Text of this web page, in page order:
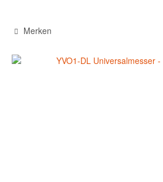
Merken